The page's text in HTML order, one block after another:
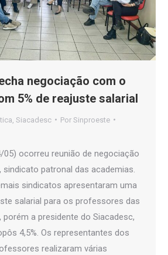
negociação com o
5% de reajuste salarial
Siacadesc Por Sinproeste
ocorreu reunião de negociação
patronal das academias.
sindicatos apresentaram uma
salarial para os professores das
porém a presidente do Siacadesc,
4,5%. Os representantes dos
realizaram várias